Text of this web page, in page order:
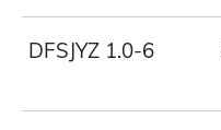
DFSJYZ 1.0-6